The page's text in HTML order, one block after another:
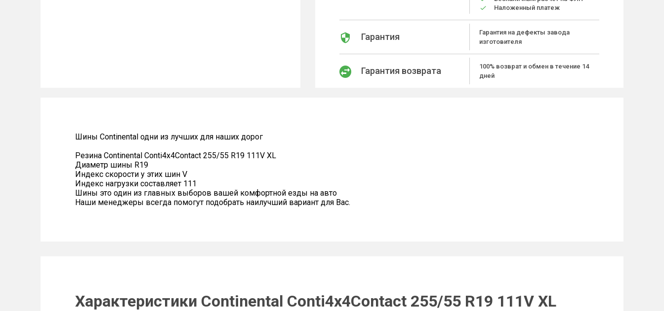
Наложенный платеж
Гарантия
Гарантия на дефекты завода
изготовителя
Гарантия возврата
100% возврат и обмен в течение 14
дней
Шины Continental одни из лучших для наших дорог
Резина Continental Conti4x4Contact 255/55 R19 111V XL
Диаметр шины R19
Индекс скорости у этих шин V
Индекс нагрузки составляет 111
Шины это один из главных выборов вашей комфортной езды на авто
Наши менеджеры всегда помогут подобрать наилучший вариант для Вас.
Характеристики Continental Conti4x4Contact 255/55 R19 111V XL